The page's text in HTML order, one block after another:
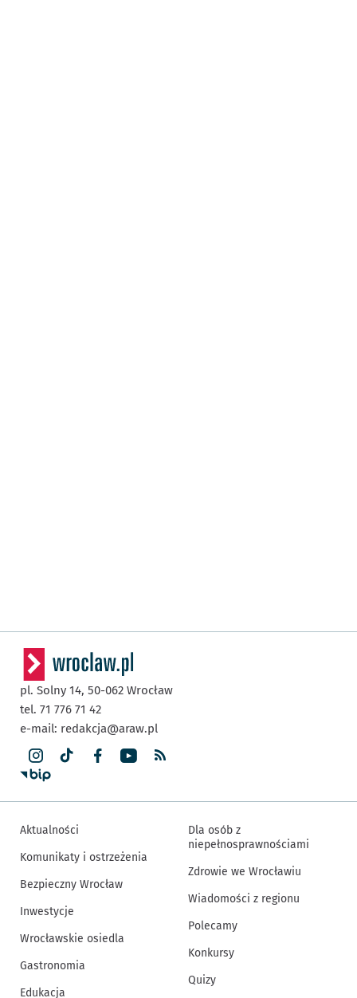
pl. Solny 14, 50-062 Wrocław
tel. 71 776 71 42
e-mail: redakcja@araw.pl
Aktualności
Komunikaty i ostrzeżenia
Bezpieczny Wrocław
Inwestycje
Wrocławskie osiedla
Gastronomia
Edukacja
Dla osób z
niepełnosprawnościami
Zdrowie we Wrocławiu
Wiadomości z regionu
Polecamy
Konkursy
Quizy